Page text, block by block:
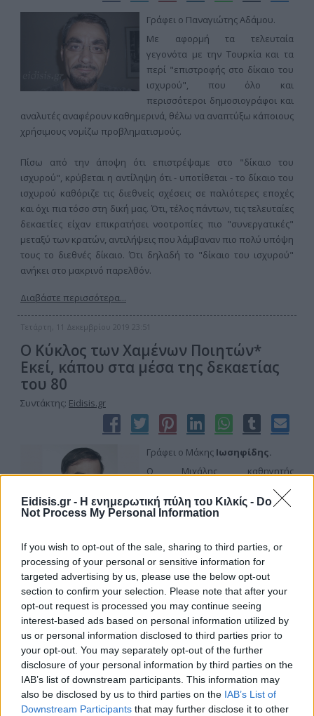
Eidisis.gr - Η ενημερωτική πύλη του Κιλκίς - Do
Not Process My Personal Information
If you wish to opt-out of the sale, sharing to third parties, or
processing of your personal or sensitive information for
targeted advertising by us, please use the below opt-out
section to confirm your selection. Please note that after your
opt-out request is processed you may continue seeing
interest-based ads based on personal information utilized by
us or personal information disclosed to third parties prior to
your opt-out. You may separately opt-out of the further
disclosure of your personal information by third parties on the
IAB’s list of downstream participants. This information may
also be disclosed by us to third parties on the IAB’s List of
Downstream Participants that may further disclose it to other
Γράφει ο Παναγιώτης Αδάμου.
Με αφορμή τα τελευταία
γεγονότα με την Τουρκία και τα
περί "επιστροφής στο δίκαιο του
ισχυρού", που όλο και
περισσότεροι δημοσιογράφοι και
αναλυτές αναφέρουν καθημερινά, θέλω να αναπτύξω κάποιους
χρήσιμους νομίζω προβληματισμούς.
Πίσω από την άποψη ότι επιστρέψαμε στο "δίκαιο του
ισχυρού", κρύβεται η αντίληψη ότι - υποτίθεται - το δίκαιο του
ισχυρού καθόριζε τις διεθνείς σχέσεις σε παλιότερες εποχές
και όχι πια τόσο στη δική μας. Ότι, τέλος πάντων, τις τελευταίες
δεκαετίες είχαν επικρατήσει νοοτροπίες πιο "συνεργατικές"
μεταξύ των κρατών, αντιλήψεις που λάμβαναν πιο πολύ υπόψη
τους το διεθνές δίκαιο. Ότι δηλαδή το "δίκαιο του ισχυρού"
ανήκει στο μακρινό παρελθόν.
Διαβάστε περισσότερα...
Τετάρτη, 11 Δεκεμβρίου 2019 23:51
Ο Κύκλος των Χαμένων Ποιητών*
Εκεί, κάπου στα μέσα της δεκαετίας
του 80
Συντάκτης: Eidisis.gr
Γράφει ο Μάκης Ιωσηφίδης.
Ο Μιχάλης, καθηγητής
μαθηματικός, καμαρώνει τον
μονάκριβο γιο του τον Κωστάκη.
Είναι πια πέντε χρονών και ο
καθηγήτρια κι αυτή φιλόλογος, κάνουν όνειρα για το μέλλον
του.
Ο Μιχάλης τις Κυριακές παίρνει τον Κωστάκη στο γήπεδο.
Παίζει η ομαδάρα του ο ΠΑΟΚ και ο Κωστάκης με το
ασπρόμαυρο κασκόλ φανατίζεται. Στα σπορ ο Κωστάκης
αγαπούσε το μπάσκετ αλλά ο μπαμπάς αμείλικτος. ‘’Θα σε
γράψω στο ποδόσφαιρο, στα τσικό του ΠΑΟΚ. Εσύ θα γίνεις ο
αυριανός Κούδας’’. Φυσικά αποτυχία πλήρης. Στα δώδεκά του
χρόνια τα παράτησε ο Κωστάκης.
Διαβάστε περισσότερα...